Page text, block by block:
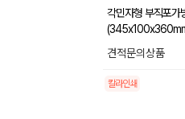
각민자형 부직포가
견적문의상품
칼라인쇄